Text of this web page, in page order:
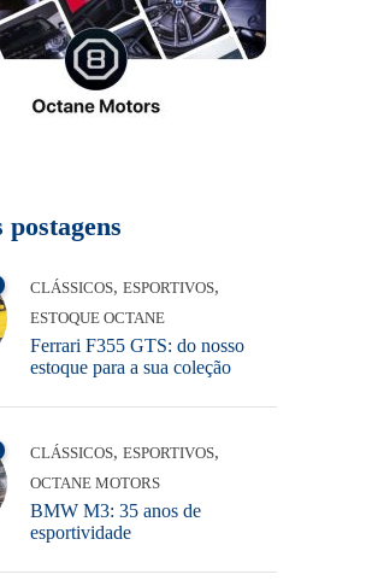
CLÁSSICOS, ESPORTIVOS,
ESTOQUE OCTANE
Ferrari F355 GTS: do nosso
estoque para a sua coleção
CLÁSSICOS, ESPORTIVOS,
OCTANE MOTORS
BMW M3: 35 anos de
esportividade